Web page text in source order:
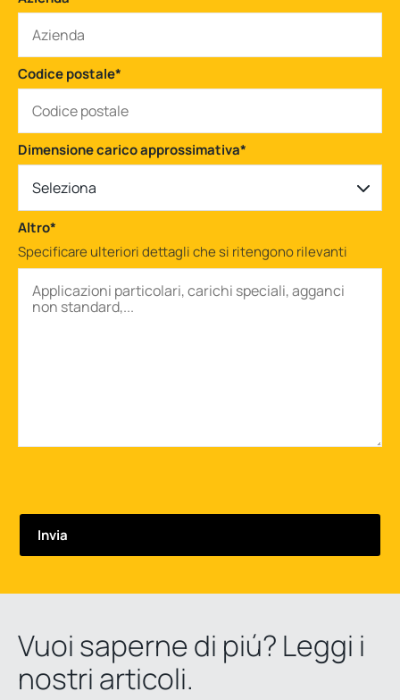
Codice postale*
Dimensione carico approssimativa*
Seleziona
Altro*
Specificare ulteriori dettagli che si ritengono rilevanti
Vuoi saperne di piú? Leggi i
nostri articoli.